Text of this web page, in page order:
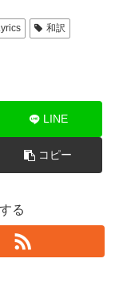
和訳
LINE
コピー
る